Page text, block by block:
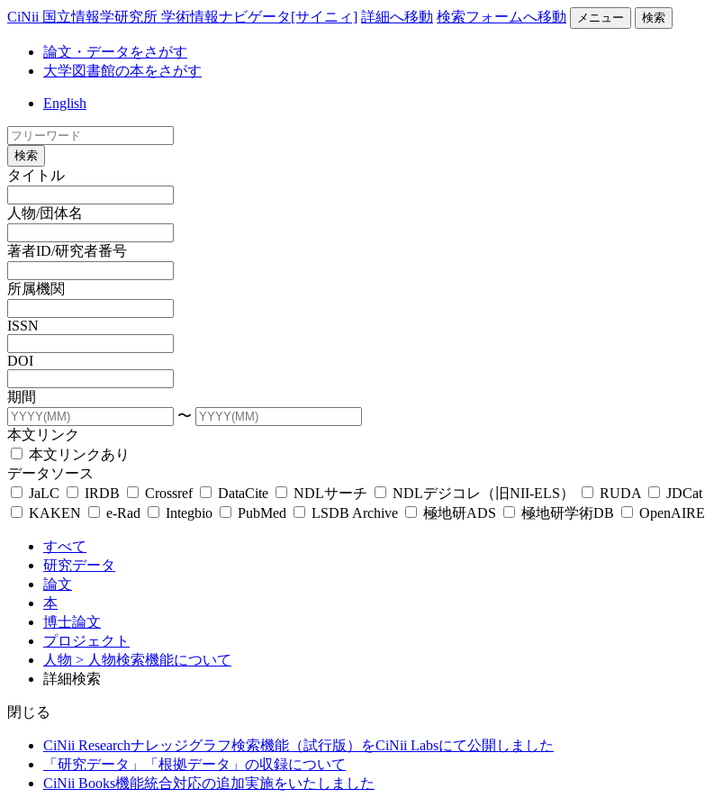
CiNii 国立情報学研究所 学術情報ナビゲータ[サイニィ] 詳細へ移動 検索フォームへ移動 メニュー 検索
論文・データをさがす
大学図書館の本をさがす
English
検索
タイトル
人物/団体名
著者ID/研究者番号
所属機関
ISSN
DOI
期間
〜
本文リンク
本文リンクあり
データソース
JaLC
IRDB Crossref DataCite NDLサーチ NDLデジコレ（旧NII-ELS） RUDA JDCat
KAKEN
e-Rad Integbio PubMed LSDB Archive 極地研ADS 極地研学術DB OpenAIRE
すべて
研究データ
論文
本
博士論文
プロジェクト
人物 > 人物検索機能について
詳細検索
閉じる
CiNii Researchナレッジグラフ検索機能（試行版）をCiNii Labsにて公開しました
「研究データ」「根拠データ」の収録について
CiNii Books機能統合対応の追加実施をいたしました